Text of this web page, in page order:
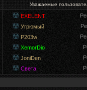
Уважаемые
EXELENT
Угрюмый
P203w
XemorDio
JoniDen
Света